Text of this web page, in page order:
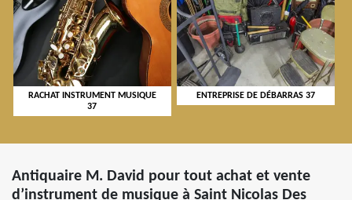
RACHAT INSTRUMENT MUSIQUE
37
ENTREPRISE DE DÉBARRAS 37
Antiquaire M. David pour tout achat et vente
d’instrument de musique à Saint Nicolas Des